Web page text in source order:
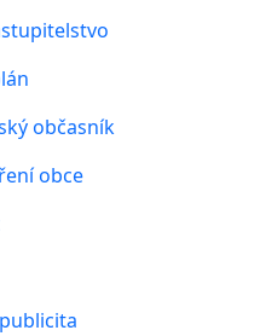
občasník
obce